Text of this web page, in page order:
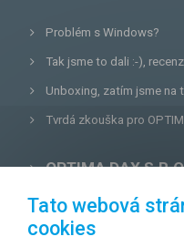
Problém s Windows?
Tak jsme to dali :-),
Unboxing, zatím jsme na
Tvrdá zkouška pro
OPTIMA DAX
Lazecká 46/3, 779 00
Tato webová
cookies